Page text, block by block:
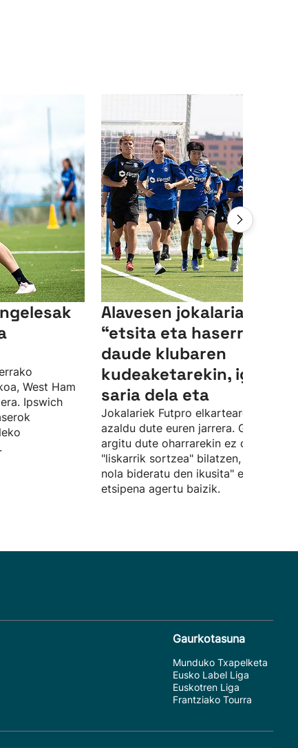
West Ham
Ipswich
Alavesen jokalariak
“etsita eta haserre"
daude klubaren
kudeaketarekin, igoera-
saria dela eta
Jokalariek Futpro elkartearen bidez
azaldu dute euren jarrera. Gainera,
argitu dute oharrarekin ez dutela
"liskarrik sortzea" bilatzen, "egoera
nola bideratu den ikusita" euren
etsipena agertu baizik.
Gaurkotasuna
Munduko Txapelketa
Eusko Label Liga
Euskotren Liga
Frantziako Tourra